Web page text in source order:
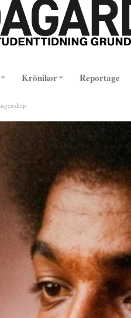
Krönikor Reportage